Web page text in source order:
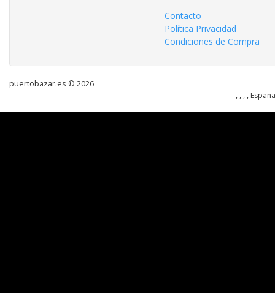
Contacto
Política Privacidad
Condiciones de Compra
puertobazar.es © 2026
, , , ,